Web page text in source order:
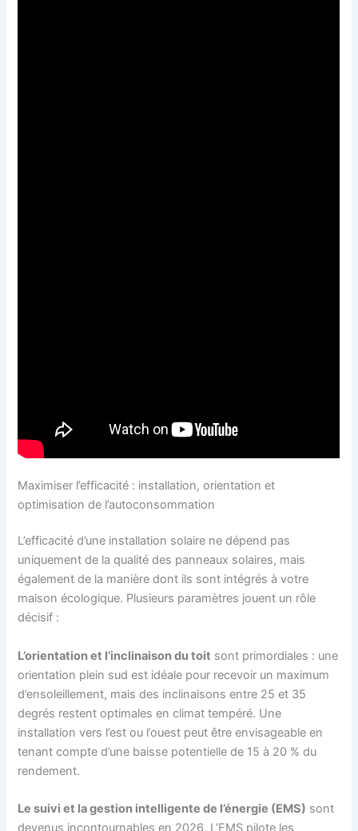
Maximiser l’efficacité : installation, orientation et
optimisation de l’autoconsommation
L’efficacité d’une installation solaire ne dépend pas
uniquement de la qualité des panneaux solaires, mais
également de la manière dont ils sont intégrés à votre
maison écologique. Plusieurs paramètres jouent un rôle
décisif :
L’orientation et l’inclinaison du toit sont primordiales : une
orientation plein sud est idéale pour recevoir un maximum
d’ensoleillement, mais des inclinaisons entre 25 et 35
degrés restent optimales en climat tempéré. Une
installation vers l’est ou l’ouest peut être envisageable en
tenant compte d’une baisse potentielle de 15 à 20 % du
rendement.
Le suivi et la gestion intelligente de l’énergie (EMS) sont
devenus incontournables en 2026. L’EMS pilote les